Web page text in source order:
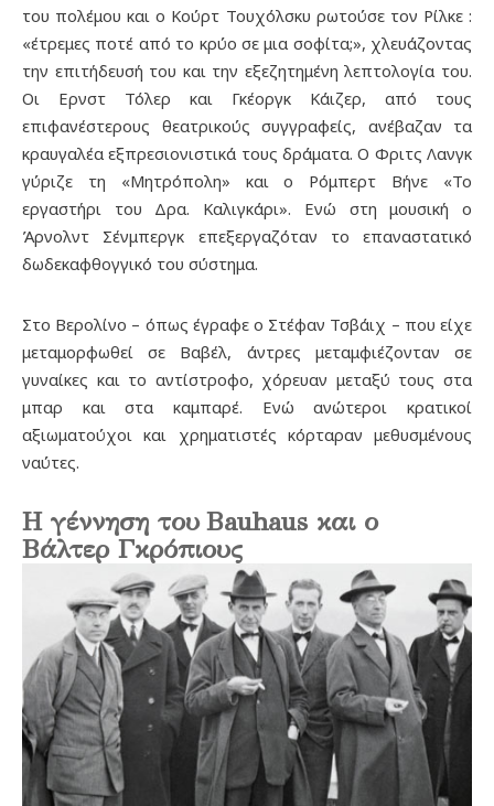
του πολέμου και ο Κούρτ Τουχόλσκυ ρωτούσε τον Ρίλκε :
«έτρεμες ποτέ από το κρύο σε μια σοφίτα;», χλευάζοντας
την επιτήδευσή του και την εξεζητημένη λεπτολογία του.
Οι Ερνστ Τόλερ και Γκέοργκ Κάιζερ, από τους
επιφανέστερους θεατρικούς συγγραφείς, ανέβαζαν τα
κραυγαλέα εξπρεσιονιστικά τους δράματα. Ο Φριτς Λανγκ
γύριζε τη «Μητρόπολη» και ο Ρόμπερτ Βήνε «Το
εργαστήρι του Δρα. Καλιγκάρι». Ενώ στη μουσική ο
Άρνολντ Σένμπεργκ επεξεργαζόταν το επαναστατικό
δωδεκαφθογγικό του σύστημα.
Στο Βερολίνο – όπως έγραφε ο Στέφαν Τσβάιχ – που είχε
μεταμορφωθεί σε Βαβέλ, άντρες μεταμφιέζονταν σε
γυναίκες και το αντίστροφο, χόρευαν μεταξύ τους στα
μπαρ και στα καμπαρέ. Ενώ ανώτεροι κρατικοί
αξιωματούχοι και χρηματιστές κόρταραν μεθυσμένους
ναύτες.
Η γέννηση τουBauhaus και ο
Βάλτερ Γκρόπιους